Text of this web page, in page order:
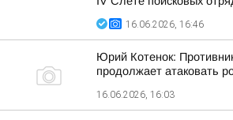
16.06.2026, 16:46
Юрий Котенок:
продолжает атаковать
16.06.2026, 16:03